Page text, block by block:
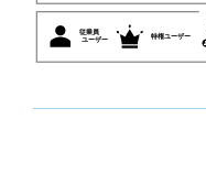
従業員
ユーザー
特権ユーザー